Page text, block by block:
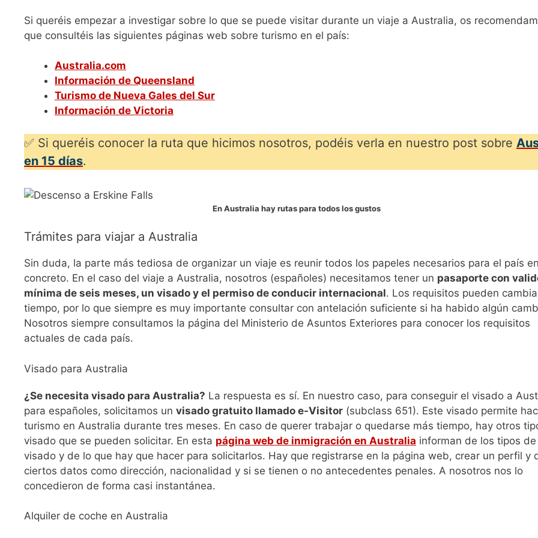
Si queréis empezar a investigar sobre lo que se puede visitar durante un viaje a Australia, os
que consultéis las siguientes páginas web sobre turismo en el país:
Australia.com
Información de Queensland
Turismo de Nueva Gales del Sur
Información de Victoria
✅ Si queréis conocer la ruta que hicimos nosotros, podéis verla en nuestro post sobre
en 15 días.
En Australia hay rutas para todos los gustos
Trámites para viajar a Australia
Sin duda, la parte más tediosa de organizar un viaje es reunir todos los papeles necesarios para el país en
concreto. En el caso del viaje a Australia, nosotros (españoles) necesitamos tener un pasaporte con
mínima de seis meses, un visado y el permiso de conducir internacional. Los requisitos pueden
tiempo, por lo que siempre es muy importante consultar con antelación suficiente si ha habido algún
Nosotros siempre consultamos la página del Ministerio de Asuntos Exteriores para conocer los requisitos
actuales de cada país.
Visado para Australia
¿Se necesita visado para Australia? La respuesta es sí. En nuestro caso, para conseguir el visado a
para españoles, solicitamos un visado gratuito llamado e-Visitor (subclass 651). Este visado permite
turismo en Australia durante tres meses. En caso de querer trabajar o quedarse más tiempo, hay otros
visado que se pueden solicitar. En esta página web de inmigración en Australia informan de los tipos de
visado y de lo que hay que hacer para solicitarlos. Hay que registrarse en la página web, crear un perfil y
ciertos datos como dirección, nacionalidad y si se tienen o no antecedentes penales. A nosotros nos lo
concedieron de forma casi instantánea.
Alquiler de coche en Australia